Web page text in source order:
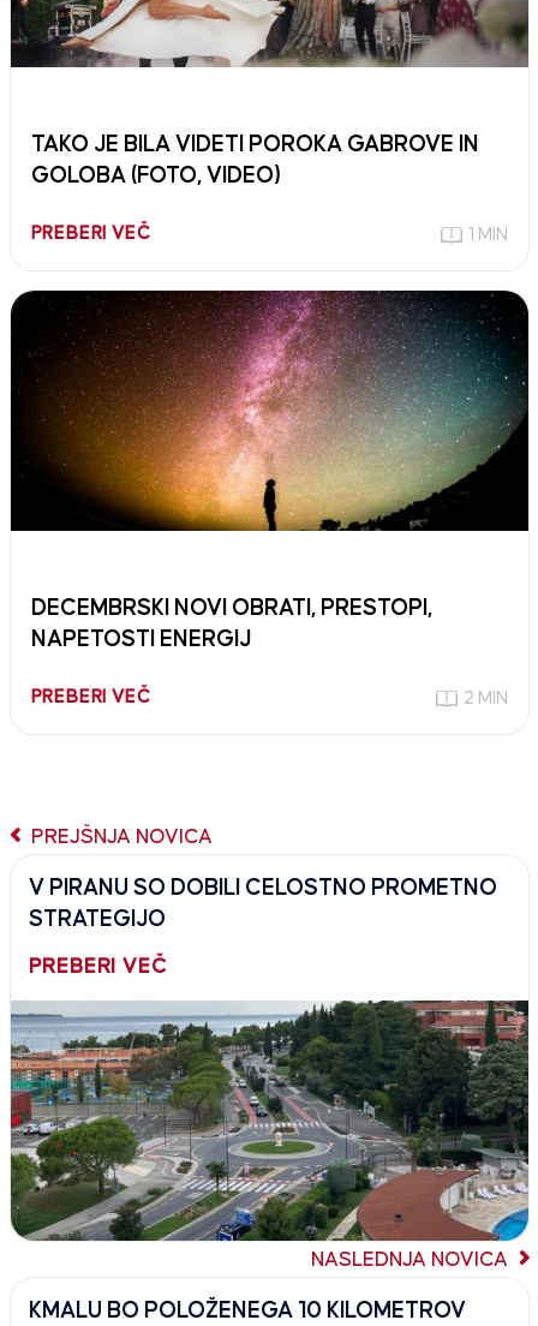
TAKO JE BILA VIDETI POROKA GABROVE IN
GOLOBA (FOTO, VIDEO)
PREBERI VEČ 1 MIN
DECEMBRSKI NOVI OBRATI, PRESTOPI,
NAPETOSTI ENERGIJ
PREBERI VEČ 2 MIN
PREJŠNJA NOVICA
V PIRANU SO DOBILI CELOSTNO PROMETNO
STRATEGIJO
PREBERI VEČ
NASLEDNJA NOVICA
KMALU BO POLOŽENEGA 10 KILOMETROV